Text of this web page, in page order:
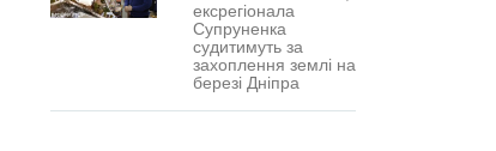
ексрегіонала
Супруненка
судитимуть за
захоплення землі на
березі Дніпра